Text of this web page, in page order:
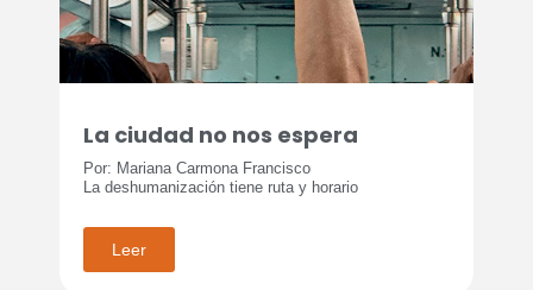
La ciudad no nos espera
Por: Mariana Carmona Francisco
La deshumanización tiene ruta y horario
Leer